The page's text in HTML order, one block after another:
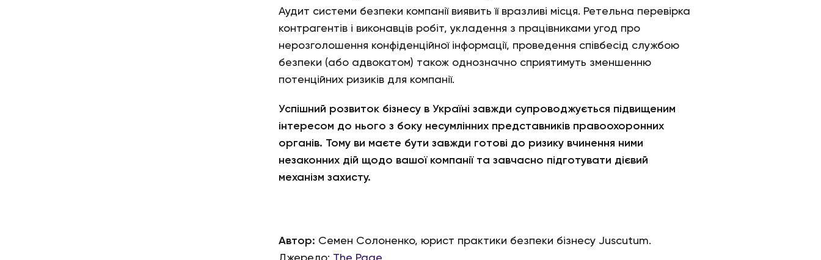
Аудит системи безпеки компанії виявить її вразливі місця. Ретельна перевірка
контрагентів і виконавців робіт, укладення з працівниками угод про
нерозголошення конфіденційної інформації, проведення співбесід службою
безпеки (або адвокатом) також однозначно сприятимуть зменшенню
потенційних ризиків для компанії.
Успішний розвиток бізнесу в Україні завжди супроводжується підвищеним
інтересом до нього з боку несумлінних представників правоохоронних
органів. Тому ви маєте бути завжди готові до ризику вчинення ними
незаконних дій щодо вашої компанії та завчасно підготувати дієвий
механізм захисту.
Автор: Семен Солоненко, юрист практики безпеки бізнесу Juscutum.